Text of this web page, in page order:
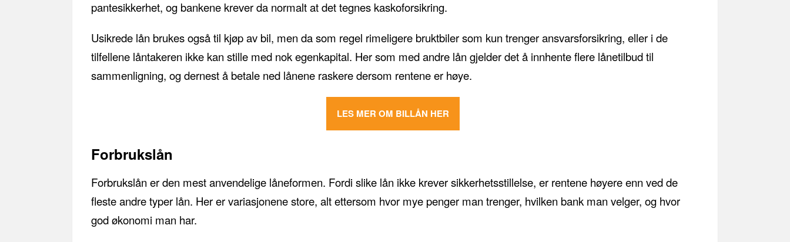
pantesikkerhet, og bankene krever da normalt at det tegnes kaskoforsikring.
Usikrede lån brukes også til kjøp av bil, men da som regel rimeligere bruktbiler som kun trenger ansvarsforsikring, eller i de
tilfellene låntakeren ikke kan stille med nok egenkapital. Her som med andre lån gjelder det å innhente flere lånetilbud til
sammenligning, og dernest å betale ned lånene raskere dersom rentene er høye.
LES MER OM BILLÅN HER
Forbrukslån
Forbrukslån er den mest anvendelige låneformen. Fordi slike lån ikke krever sikkerhetsstillelse, er rentene høyere enn ved de
fleste andre typer lån. Her er variasjonene store, alt ettersom hvor mye penger man trenger, hvilken bank man velger, og hvor
god økonomi man har.